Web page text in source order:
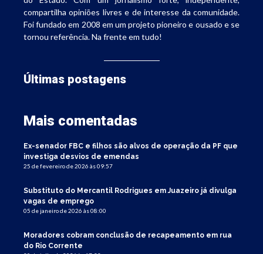
compartilha opiniões livres e de interesse da comunidade.
Foi fundado em 2008 em um projeto pioneiro e ousado e se
tornou referência. Na frente em tudo!
Últimas postagens
Mais comentadas
Ex-senador FBC e filhos são alvos de operação da PF que
investiga desvios de emendas
25 de fevereiro de 2026 às 09:57
Substituto do Mercantil Rodrigues em Juazeiro já divulga
vagas de emprego
05 de janeiro de 2026 às 08:00
Moradores cobram conclusão de recapeamento em rua
do Rio Corrente